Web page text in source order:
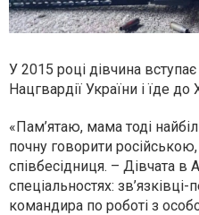
У 2015 році дівчина
Нацгвардії України і їде до
«Пам’ятаю, мама тоді
почну говорити
співбесідниця. – Дівчата в
спеціальностях:
командира по роботі з